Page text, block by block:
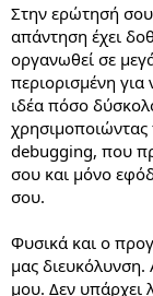
Στην ερώτησή σου
απάντηση έχει
οργανωθεί σε
περιορισμένη για
ιδέα πόσο
χρησιμοποιώντας
debugging, που
σου και μόνο
σου.
Φυσικά και ο
μας
μου. Δεν υπάρχει